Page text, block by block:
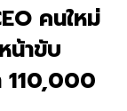
คนใหม่
น้าขับ
110,000